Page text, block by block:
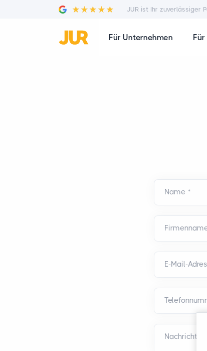
JUR ist Ihr zuverlässiger
Für Unternehmen
Name *
E-Mail-
Nachricht